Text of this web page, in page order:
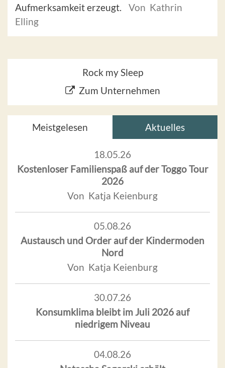
Aufmerksamkeit erzeugt.
Von Kathrin
Elling
Rock my Sleep
Zum Unternehmen
Meistgelesen Aktuelles
18.05.26
Kostenloser Familienspaß auf der Toggo Tour
2026
Von Katja Keienburg
05.08.26
Austausch und Order auf der Kindermoden
Nord
Von Katja Keienburg
30.07.26
Konsumklima bleibt im Juli 2026 auf
niedrigem Niveau
04.08.26